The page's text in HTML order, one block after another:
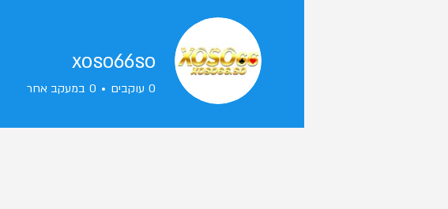
xoso66so
0 עוקבים 0 במעקב אחר